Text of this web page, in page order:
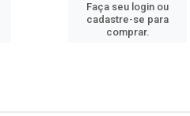
Faça seu login ou
cadastre-se para
comprar.